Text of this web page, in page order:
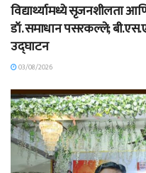
विद्यार्थ्यामध्ये सृजनशीलता
डॉ. समाधान पसरकल्ले;
उद्घाटन
03/08/2026